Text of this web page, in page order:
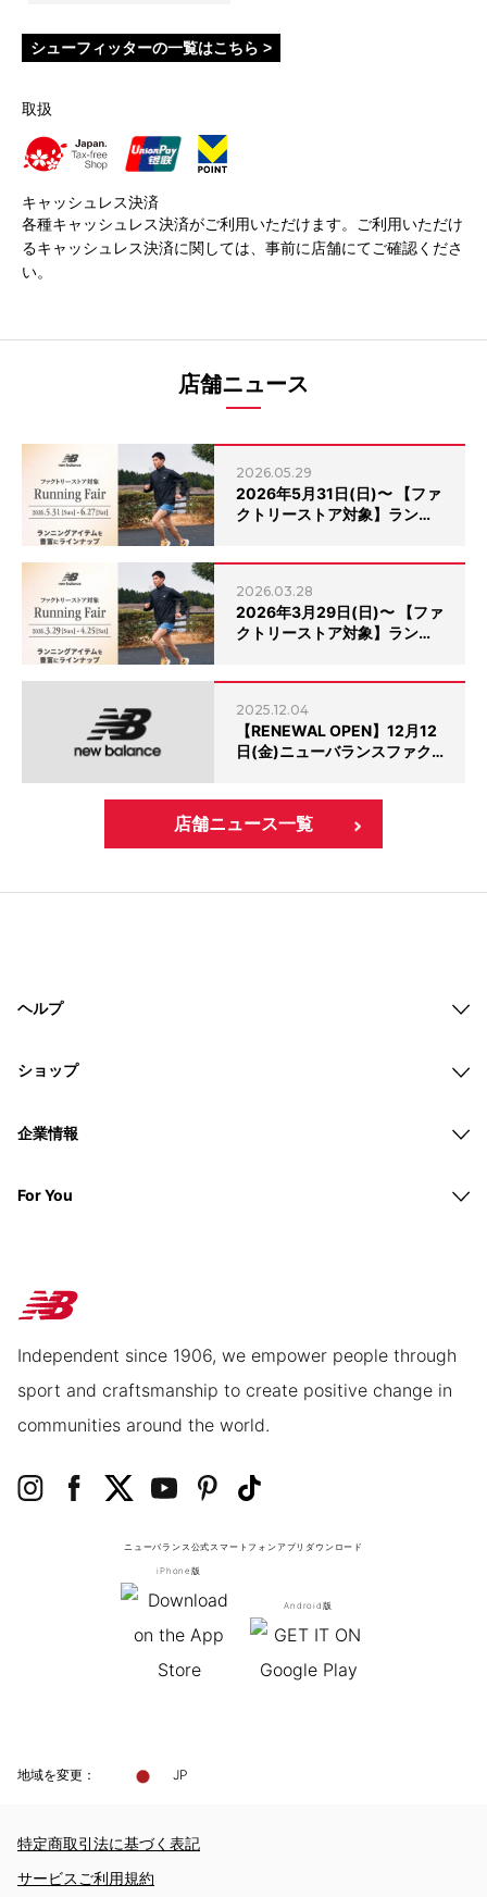
シューフィッターの一覧はこちら >
取扱
キャッシュレス決済
各種キャッシュレス決済がご利用いただけます。ご利用いただけ
るキャッシュレス決済に関しては、事前に店舗にてご確認くださ
い。
店舗ニュース
2026.05.29
2026年5月31日(日)〜 【ファ
クトリーストア対象】ラン…
2026.03.28
2026年3月29日(日)〜 【ファ
クトリーストア対象】ラン…
2025.12.04
【RENEWAL OPEN】12月12
日(金)ニューバランスファク…
店舗ニュース一覧
ヘルプ
ショップ
企業情報
For You
Independent since 1906, we empower people through
sport and craftsmanship to create positive change in
communities around the world.
ニューバランス公式スマートフォンアプリ ダウンロード
iPhone版
Android版
地域を変更： JP
特定商取引法に基づく表記
サービスご利用規約